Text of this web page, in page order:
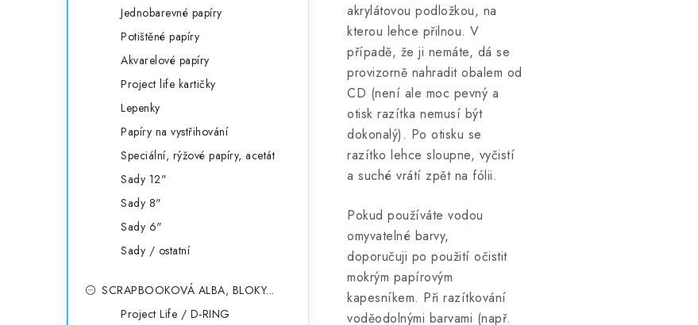
Jednobarevné papíry
Potištěné papíry
Akvarelové papíry
Project life kartičky
Lepenky
Papíry na vystřihování
Speciální, rýžové papíry, acetát
Sady 12"
Sady 8"
Sady 6"
Sady / ostatní
SCRAPBOOKOVÁ ALBA, BLOKY...
Project Life / D-RING
akrylátovou podložkou, na
kterou lehce přilnou. V
případě, že ji nemáte, dá se
provizorně nahradit obalem od
CD (není ale moc pevný a
otisk razítka nemusí být
dokonalý). Po otisku se
razítko lehce sloupne, vyčistí
a suché vrátí zpět na fólii.
Pokud používáte vodou
omyvatelné barvy,
doporučuji po použití očistit
mokrým papírovým
kapesníkem. Při razítkování
voděodolnými barvami (např.